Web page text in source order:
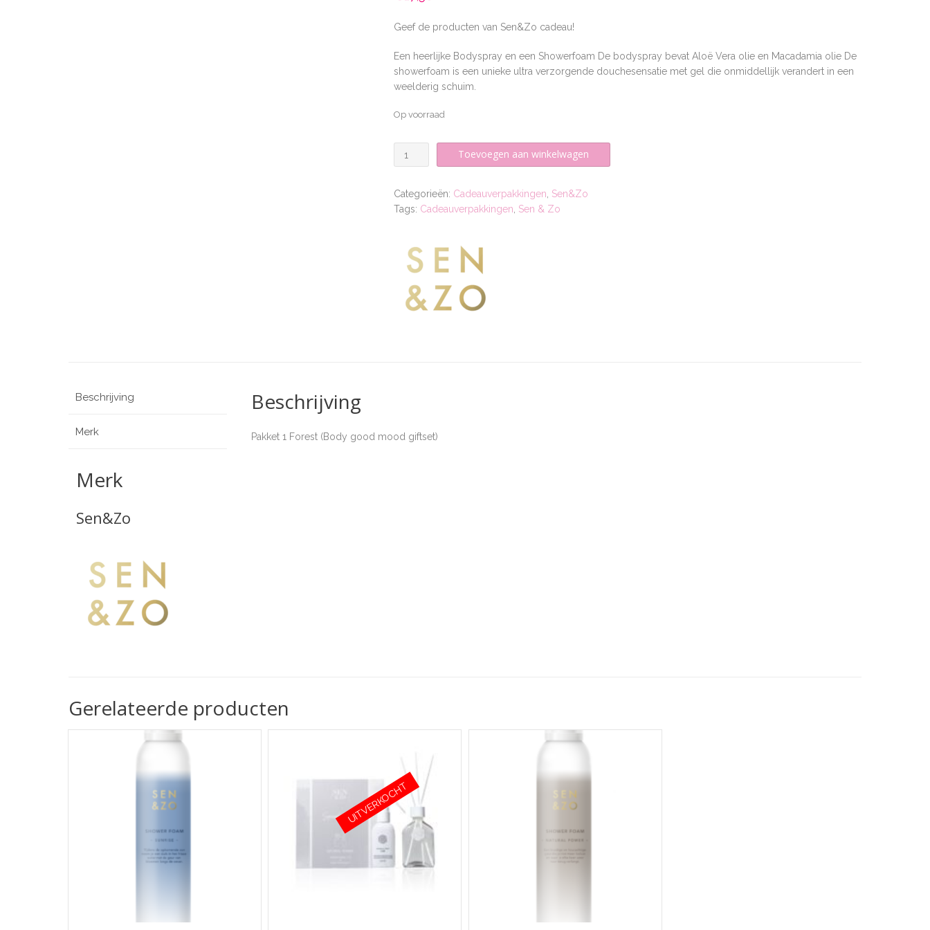
Geef de producten van Sen&Zo cadeau!
Een heerlijke Bodyspray en een Showerfoam De bodyspray bevat Aloë Vera olie en Macadamia olie De
showerfoam is een unieke ultra verzorgende douchesensatie met gel die onmiddellijk verandert in een
weelderig schuim.
Op voorraad
Cadeaubox
Bodyspray
Showerfoam
-
Toevoegen aan winkelwagen
Categorieën: Cadeauverpakkingen, Sen&Zo
Tags: Cadeauverpakkingen, Sen & Zo
Beschrijving
Merk
Beschrijving
Pakket 1 Forest (Body good mood giftset)
Merk
Sen&Zo
Gerelateerde producten
UITVERKOCHT